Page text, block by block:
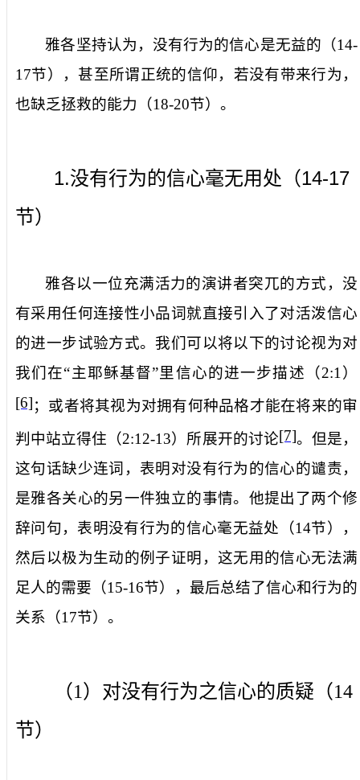
雅各坚持认为，没有行为的信心是无益的（14-
17节），甚至所谓正统的信仰，若没有带来行为，
也缺乏拯救的能力（18-20节）。
1.没有行为的信心毫无用处（14-17
节）
雅各以一位充满活力的演讲者突兀的方式，没
有采用任何连接性小品词就直接引入了对活泼信心
的进一步试验方式。我们可以将以下的讨论视为对
我们在“主耶稣基督”里信心的进一步描述（2:1 ）
[6]；或者将其视为对拥有何种品格才能在将来的审
判中站立得住（2:12-13）所展开的讨论[7]。但是，
这句话缺少连词，表明对没有行为的信心的谴责，
是雅各关心的另一件独立的事情。他提出了两个修
辞问句，表明没有行为的信心毫无益处（14节），
然后以极为生动的例子证明，这无用的信心无法满
足人的需要（15-16节），最后总结了信心和行为的
关系（17节）。
（1）对没有行为之信心的质疑（14
节）